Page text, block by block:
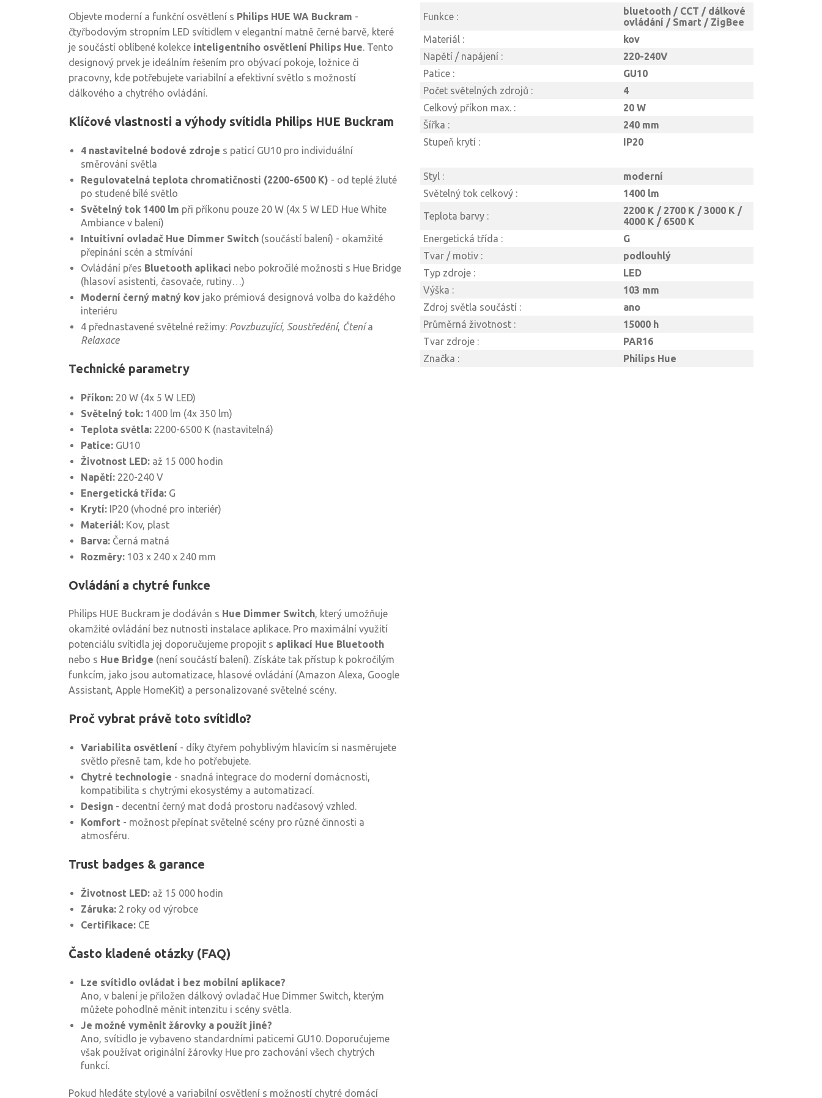
Objevte moderní a funkční osvětlení s Philips HUE WA Buckram -
čtyřbodovým stropním LED svítidlem v elegantní matně černé barvě, které
je součástí oblíbené kolekce inteligentního osvětlení Philips Hue. Tento
designový prvek je ideálním řešením pro obývací pokoje, ložnice či
pracovny, kde potřebujete variabilní a efektivní světlo s možností
dálkového a chytrého ovládání.
Klíčové vlastnosti a výhody svítidla Philips HUE Buckram
4 nastavitelné bodové zdroje s paticí GU10 pro individuální
směrování světla
Regulovatelná teplota chromatičnosti (2200-6500 K) - od teplé žluté
po studené bílé světlo
Světelný tok 1400 lm při příkonu pouze 20 W (4x 5 W LED Hue White
Ambiance v balení)
Intuitivní ovladač Hue Dimmer Switch (součástí balení) - okamžité
přepínání scén a stmívání
Ovládání přes Bluetooth aplikaci nebo pokročilé možnosti s Hue Bridge
(hlasoví asistenti, časovače, rutiny…)
Moderní černý matný kov jako prémiová designová volba do každého
interiéru
4 přednastavené světelné režimy: Povzbuzující, Soustředění, Čtenía
Relaxace
Technické parametry
Příkon: 20 W (4x 5 W LED)
Světelný tok: 1400 lm (4x 350 lm)
Teplota světla: 2200-6500 K (nastavitelná)
Patice: GU10
Životnost LED: až 15 000 hodin
Napětí: 220-240 V
Energetická třída: G
Krytí: IP20 (vhodné pro interiér)
Materiál: Kov, plast
Barva: Černá matná
Rozměry: 103 x 240 x 240 mm
Ovládání a chytré funkce
Philips HUE Buckram je dodáván s Hue Dimmer Switch, který umožňuje
okamžité ovládání bez nutnosti instalace aplikace. Pro maximální využití
potenciálu svítidla jej doporučujeme propojit s aplikací Hue Bluetooth
nebo s Hue Bridge (není součástí balení). Získáte tak přístup k pokročilým
funkcím, jako jsou automatizace, hlasové ovládání (Amazon Alexa, Google
Assistant, Apple HomeKit) a personalizované světelné scény.
Proč vybrat právě toto svítidlo?
Variabilita osvětlení - díky čtyřem pohyblivým hlavicím si nasměrujete
světlo přesně tam, kde ho potřebujete.
Chytré technologie - snadná integrace do moderní domácnosti,
kompatibilita s chytrými ekosystémy a automatizací.
Design - decentní černý mat dodá prostoru nadčasový vzhled.
Komfort - možnost přepínat světelné scény pro různé činnosti a
atmosféru.
Trust badges & garance
Životnost LED: až 15 000 hodin
Záruka: 2 roky od výrobce
Certifikace: CE
Často kladené otázky (FAQ)
Lze svítidlo ovládat i bez mobilní aplikace?
Ano, v balení je přiložen dálkový ovladač Hue Dimmer Switch, kterým
můžete pohodlně měnit intenzitu i scény světla.
Je možné vyměnit žárovky a použít jiné?
Ano, svítidlo je vybaveno standardními paticemi GU10. Doporučujeme
však používat originální žárovky Hue pro zachování všech chytrých
funkcí.
Pokud hledáte stylové a variabilní osvětlení s možností chytré domácí
Funkce :
bluetooth / CCT / dálkové
ovládání / Smart / ZigBee
Materiál :
kov
Napětí / napájení :
220-240V
Patice :
GU10
Počet světelných zdrojů :
4
Celkový příkon max. :
20 W
Šířka :
240 mm
Stupeň krytí :
IP20
Styl :
moderní
Světelný tok celkový :
1400 lm
Teplota barvy :
2200 K / 2700 K / 3000 K /
4000 K / 6500 K
Energetická třída :
G
Tvar / motiv :
podlouhlý
Typ zdroje :
LED
Výška :
103 mm
Zdroj světla součástí :
ano
Průměrná životnost :
15000 h
Tvar zdroje :
PAR16
Značka :
Philips Hue